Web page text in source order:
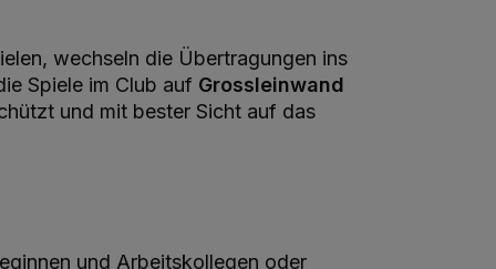
wechseln die Übertragungen ins
Spiele im Club auf Grossleinwand
und mit bester Sicht auf das
und Arbeitskollegen oder